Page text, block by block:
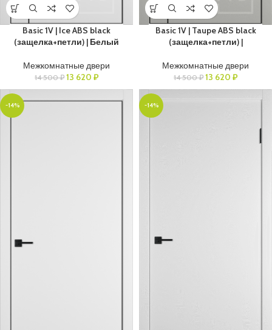
Basic 1V | Ice ABS black
(защелка+петли) | Белый
Межкомнатные двери
14 500₽ 13 620 ₽
Basic 1V | Taupe ABS black
(защелка+петли) |
Межкомнатные двери
14 500₽ 13 620 ₽
-14% -14%